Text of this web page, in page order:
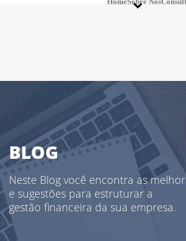
BLOG
Neste Blog você encontra as
e sugestões para estruturar a
gestão financeira da sua empresa.